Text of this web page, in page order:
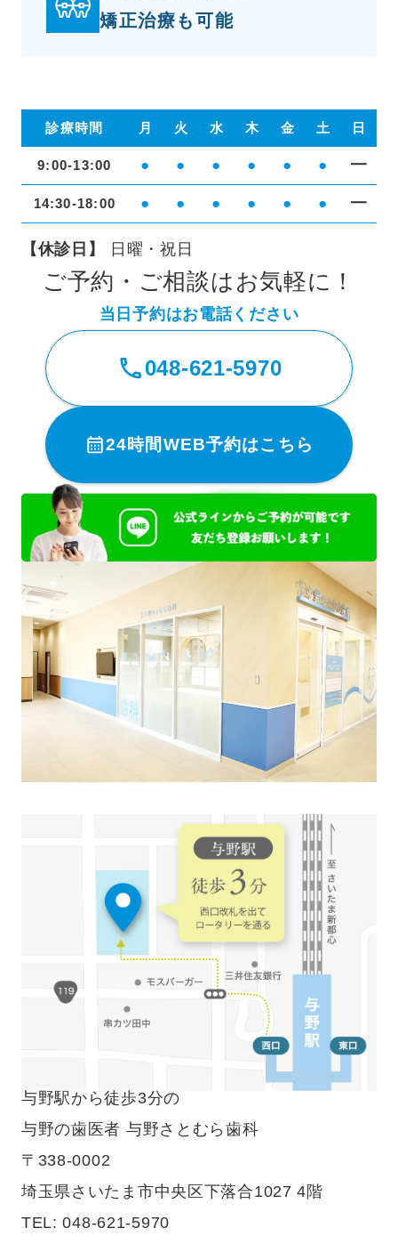
矯正治療も可能
診療時間 月 火 水 木 金 土 日
9:00-13:00 ● ● ● ● ● ● ━
14:30-18:00 ● ● ● ● ● ● ━
【休診日】 日曜・祝日
ご予約・ご相談はお気軽に！
当日予約はお電話ください
048-621-5970
24時間WEB予約はこちら
与野駅から徒歩3分の
与野の歯医者 与野さとむら歯科
〒338-0002
埼玉県さいたま市中央区下落合1027 4階
TEL:048-621-5970